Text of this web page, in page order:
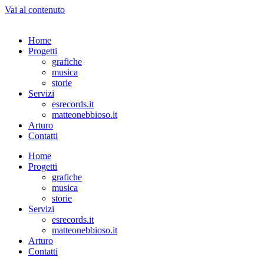
Vai al contenuto
Home
Progetti
grafiche
musica
storie
Servizi
esrecords.it
matteonebbioso.it
Arturo
Contatti
Home
Progetti
grafiche
musica
storie
Servizi
esrecords.it
matteonebbioso.it
Arturo
Contatti